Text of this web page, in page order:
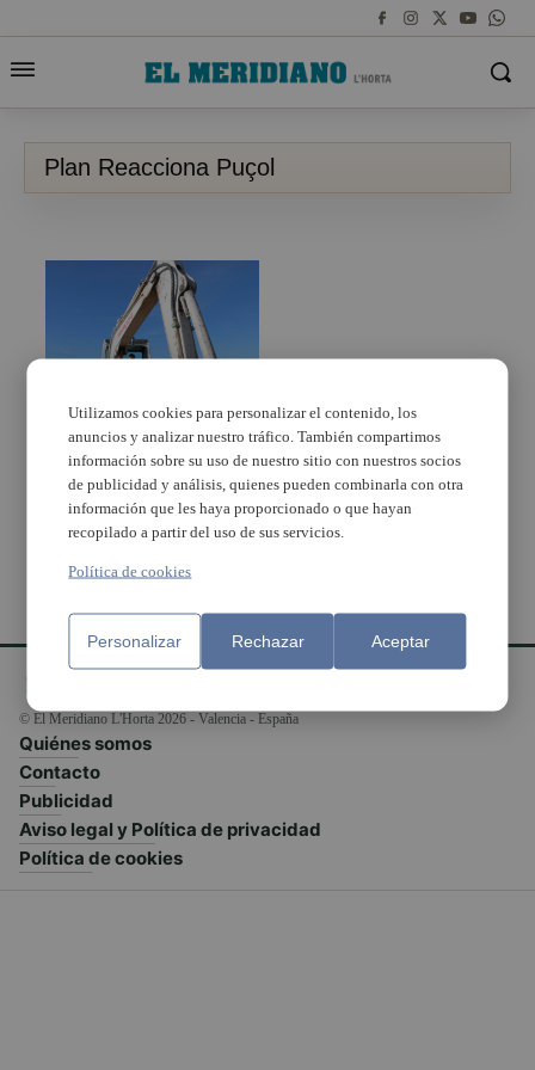
Plan Reacciona Puçol
L’Ajuntament de Puçol
rep tres subvencions
del Pla Reacciona
© El Meridiano L'Horta 2026 - Valencia - España
Quiénes somos
Contacto
Publicidad
Aviso legal y Política de privacidad
Política de cookies
Utilizamos cookies para personalizar el contenido, los
anuncios y analizar nuestro tráfico. También compartimos
información sobre su uso de nuestro sitio con nuestros socios
de publicidad y análisis, quienes pueden combinarla con otra
información que les haya proporcionado o que hayan
recopilado a partir del uso de sus servicios.
Política de cookies
Personalizar Rechazar Aceptar